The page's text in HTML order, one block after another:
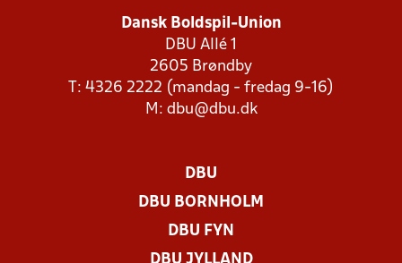
Dansk Boldspil-Union
DBU Allé 1
2605 Brøndby
T: 4326 2222 (mandag - fredag 9-16)
M: dbu@dbu.dk
DBU
DBU BORNHOLM
DBU FYN